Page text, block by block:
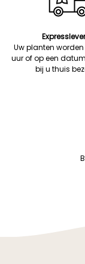
Uw planten
uur of op een
bij u thuis